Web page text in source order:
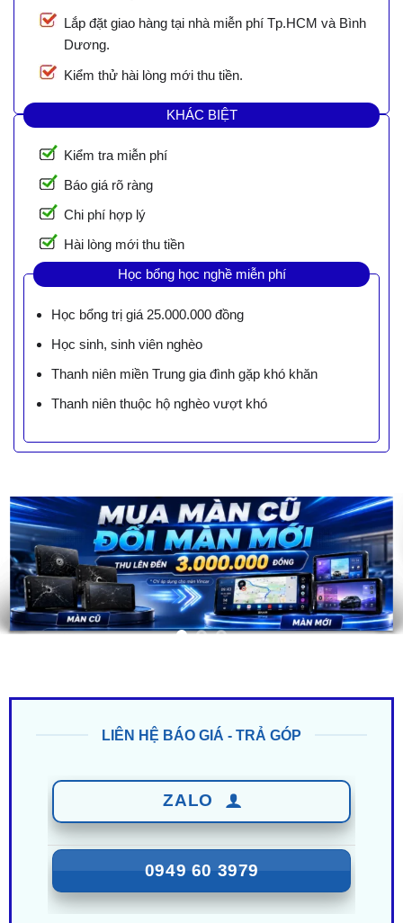
Lắp đặt giao hàng tại nhà miễn phí Tp.HCM và Bình
Dương.
Kiểm thử hài lòng mới thu tiền.
KHÁC BIỆT
Kiểm tra miễn phí
Báo giá rõ ràng
Chi phí hợp lý
Hài lòng mới thu tiền
Học bổng học nghề miễn phí
Học bổng trị giá 25.000.000 đồng
Học sinh, sinh viên nghèo
Thanh niên miền Trung gia đình gặp khó khăn
Thanh niên thuộc hộ nghèo vượt khó
0949 60 3979